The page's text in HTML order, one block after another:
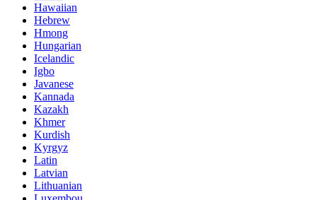
Hawaiian
Hebrew
Hmong
Hungarian
Icelandic
Igbo
Javanese
Kannada
Kazakh
Khmer
Kurdish
Kyrgyz
Latin
Latvian
Lithuanian